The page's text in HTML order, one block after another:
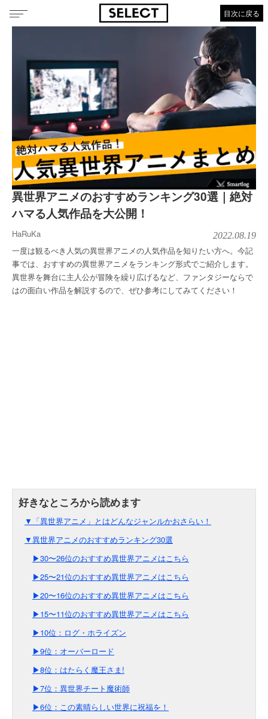
目次に戻る
異世界アニメのおすすめランキング30選｜絶対
ハマる人気作品を大公開！
HaRuKa 2022.08.19
一度は観るべき人気の異世界アニメの人気作品を知りたい方へ。今記
事では、おすすめの異世界アニメをランキング形式でご紹介します。
異世界を舞台に主人公が冒険を繰り広げるなど、ファンタジーならで
はの面白い作品を解説するので、ぜひ参考にしてみてください！
▼「異世界アニメ」とはどんなジャンルかおさらい！
▼異世界アニメのおすすめランキング30選
▶30〜26位のおすすめ異世界アニメはこちら
▶25〜21位のおすすめ異世界アニメはこちら
▶20〜16位のおすすめ異世界アニメはこちら
▶15〜11位のおすすめ異世界アニメはこちら
▶10位：ログ・ホライズン
▶9位：オーバーロード
▶8位：はたらく魔王さま!
▶7位：異世界チート魔術師
▶6位：この素晴らしい世界に祝福を！